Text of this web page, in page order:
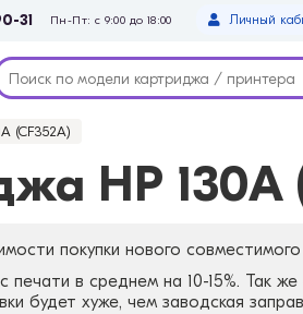
31 Пн-Пт: с 9:00 до 18:00 Личный
(CF352A)
HP 130A
покупки нового
в среднем на 10-15%. Так
будет хуже, чем заводская